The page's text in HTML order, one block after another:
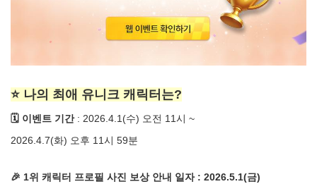
⭐ 나의 최애 유니크 캐릭터는?
🗓 이벤트 기간 : 2026.4.1(수) 오전 11시 ~
2026.4.7(화) 오후 11시 59분
🎉 1위 캐릭터 프로필 사진 보상 안내 일자 : 2026.5.1(금)